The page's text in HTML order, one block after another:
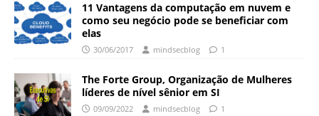
11 Vantagens da computação em nuvem e
como seu negócio pode se beneficiar com
elas
30/06/2017 mindsecblog 1
The Forte Group, Organização de Mulheres
líderes de nível sênior em SI
09/09/2022 mindsecblog 1